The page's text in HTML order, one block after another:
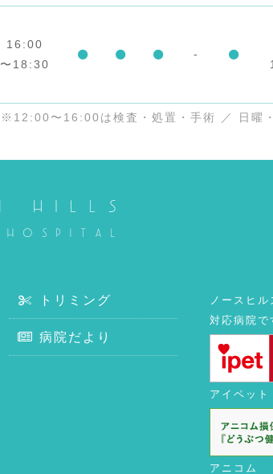
16:00
〜18:30
-
※12:00〜16:00は検査・処置・手術 ／ 日曜
トリミング
病院だより
ノースヒ
対応病院で
アイペット
アニコム